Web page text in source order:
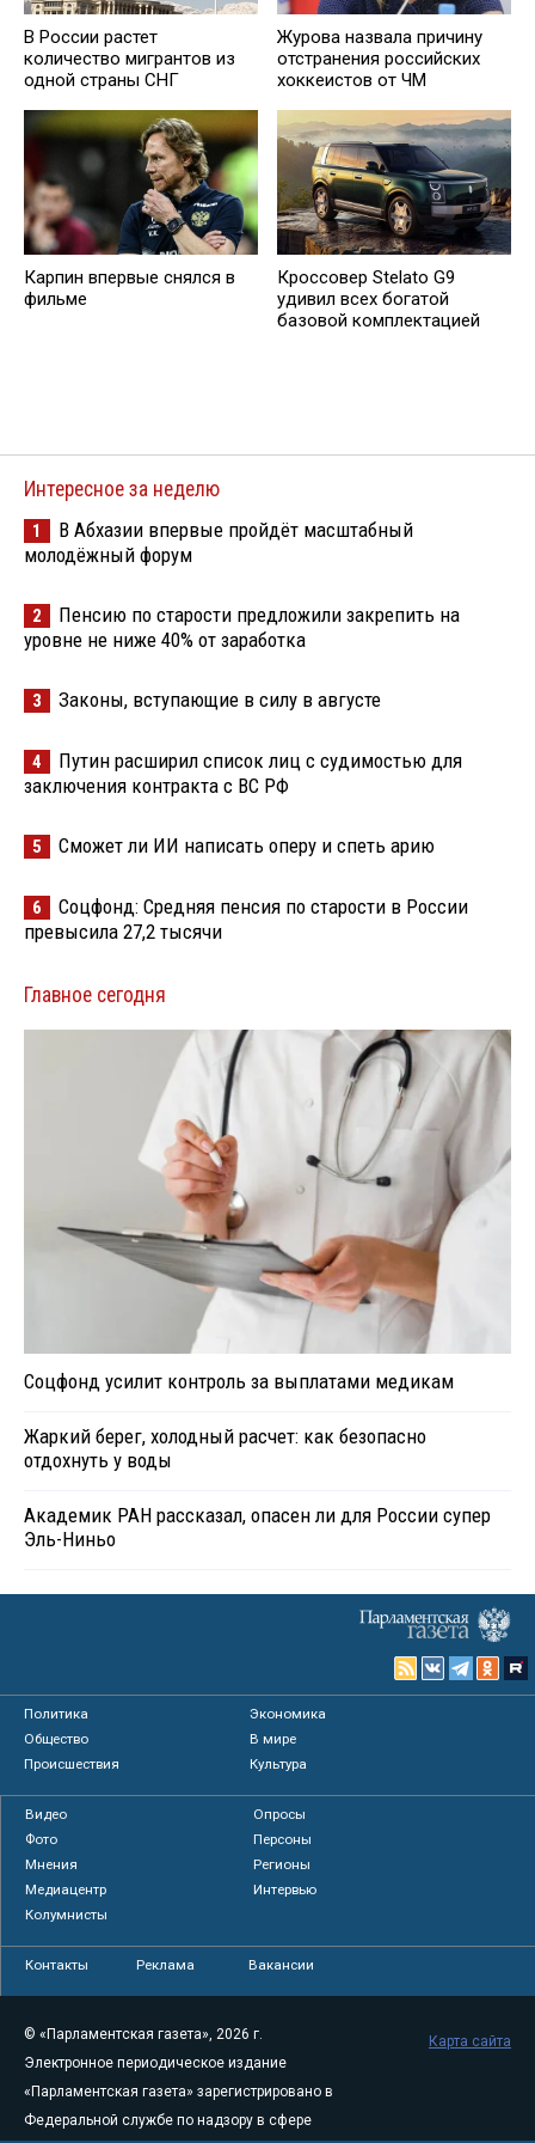
В России растет
количество мигрантов из
одной страны СНГ
Журова назвала причину
отстранения российских
хоккеистов от ЧМ
Карпин впервые снялся в
фильме
Кроссовер Stelato G9
удивил всех богатой
базовой комплектацией
Интересное за неделю
1
В Абхазии впервые пройдёт масштабный
молодёжный форум
2
Пенсию по старости предложили закрепить на
уровне не ниже 40% от заработка
3 Законы, вступающие в силу в августе
4
Путин расширил список лиц с судимостью для
заключения контракта с ВС РФ
5 Сможет ли ИИ написать оперу и спеть арию
6
Соцфонд: Средняя пенсия по старости в России
превысила 27,2 тысячи
Главное сегодня
Соцфонд усилит контроль за выплатами медикам
Жаркий берег, холодный расчет: как безопасно
отдохнуть у воды
Академик РАН рассказал, опасен ли для России супер
Эль-Ниньо
Политика
Экономика
Общество
В мире
Происшествия
Культура
Видео
Опросы
Фото
Персоны
Мнения
Регионы
Медиацентр
Интервью
Колумнисты
Контакты Реклама Вакансии
© «Парламентская газета», 2026 г.
Электронное периодическое издание
«Парламентская газета» зарегистрировано в
Федеральной службе по надзору в сфере
Карта сайта